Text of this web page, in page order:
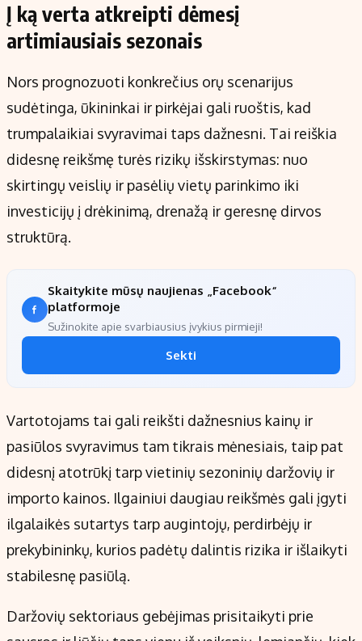
Į ką verta atkreipti dėmesį
artimiausiais sezonais
Nors prognozuoti konkrečius orų scenarijus
sudėtinga, ūkininkai ir pirkėjai gali ruoštis, kad
trumpalaikiai svyravimai taps dažnesni. Tai reiškia
didesnę reikšmę turės rizikų išskirstymas: nuo
skirtingų veislių ir pasėlių vietų parinkimo iki
investicijų į drėkinimą, drenažą ir geresnę dirvos
struktūrą.
Skaitykite mūsų naujienas „Facebook“
platformoje
Sužinokite apie svarbiausius įvykius pirmieji!
Sekti
Vartotojams tai gali reikšti dažnesnius kainų ir
pasiūlos svyravimus tam tikrais mėnesiais, taip pat
didesnį atotrūkį tarp vietinių sezoninių daržovių ir
importo kainos. Ilgainiui daugiau reikšmės gali įgyti
ilgalaikės sutartys tarp augintojų, perdirbėjų ir
prekybininkų, kurios padėtų dalintis rizika ir išlaikyti
stabilesnę pasiūlą.
Daržovių sektoriaus gebėjimas prisitaikyti prie